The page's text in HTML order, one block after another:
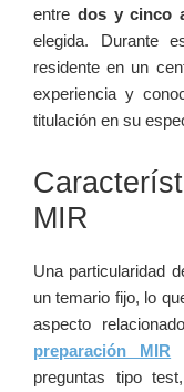
entre dos y cinco
elegida. ​Durante
residente en un
experiencia ⁤y
titulación en su
MIR
Una particularidad
un temario ‌fijo, lo
aspecto
preparación MIR
preguntas tipo